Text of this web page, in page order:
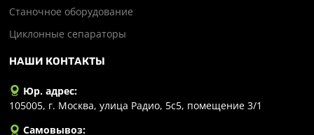
Станочное оборудование
Циклонные сепараторы
НАШИ КОНТАКТЫ
Юр. адрес:
105005, г. Москва, улица Радио, 5с5, помещение 3/1
Самовывоз: